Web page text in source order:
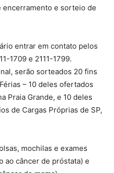
encerramento e sorteio de
entrar em contato pelos
1709 e 2111-1799.
serão sorteados 20 fins
– 10 deles ofertados
Praia Grande, e 10 deles
de Cargas Próprias de SP,
mochilas e exames
ao câncer de próstata) e